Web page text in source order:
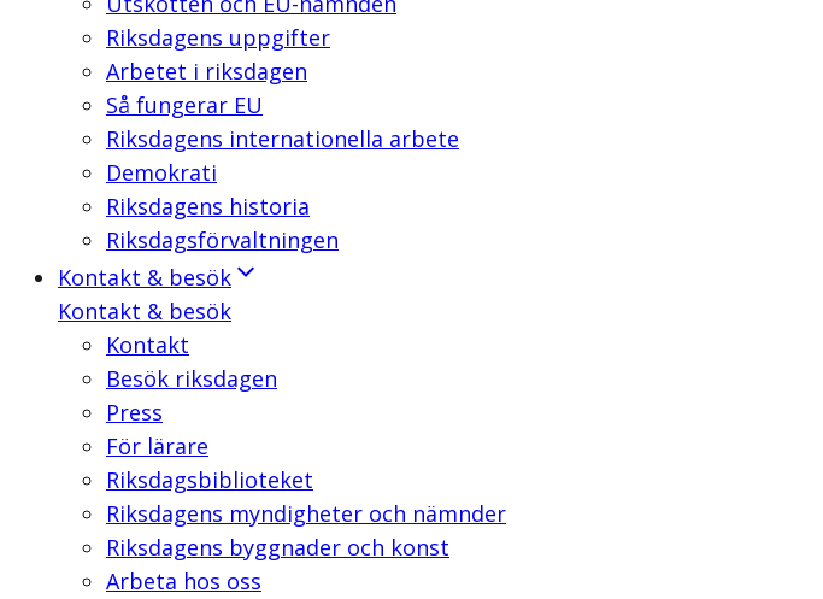
Riksdagens uppgifter
Arbetet i riksdagen
Så fungerar EU
Riksdagens internationella arbete
Demokrati
Riksdagens historia
Riksdagsförvaltningen
Kontakt & besök
Kontakt & besök
Kontakt
Besök riksdagen
Press
För lärare
Riksdagsbiblioteket
Riksdagens myndigheter och nämnder
Riksdagens byggnader och konst
Arbeta hos oss